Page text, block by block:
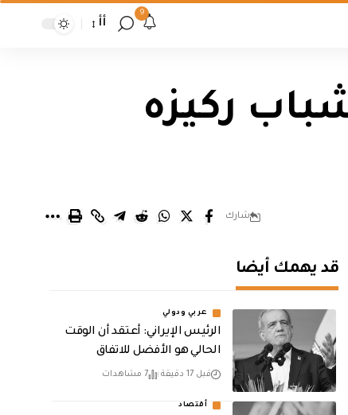
9
أأ
ركيزه
شارك
قد يهمك أيضا
عربي ودولي
الرئيس الإيراني: أعتقد أن الوقت
الحالي هو الأفضل للاتفاق
قبل 17 دقيقة 7 مشاهدات
أقتصاد